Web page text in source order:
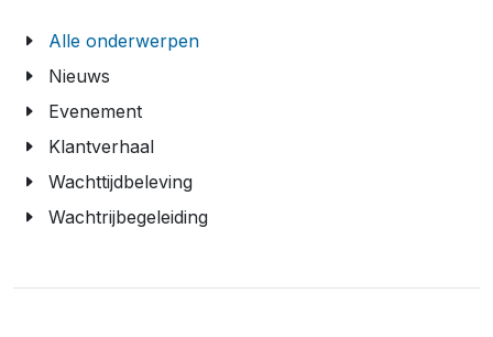
Alle onderwerpen
Nieuws
Evenement
Klantverhaal
Wachttijdbeleving
Wachtrijbegeleiding